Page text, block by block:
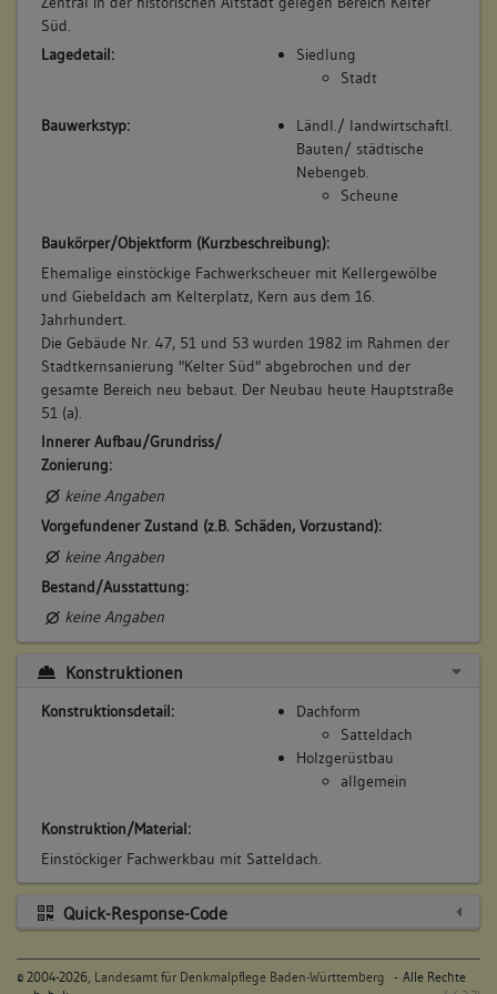
Bemerkung Besitz:
kauft; besitzt alles
Beschreibung:
Beruf / Amt / Titel:
keine
6. Besitzer:in:
(1750)
Auchter, Witwe
Bemerkung Familie:
Witwe des Gotthardt Auchter
Bemerkung Besitz:
besitzt
Beschreibung:
Scheuer
Beruf / Amt / Titel:
keiner
Betroffene Gebäudeteile:
7. Besitzer:in:
Reuschle, Andreas
kauft 1/2 von Witwe Auchter
Beschreibung:
Scheuer
Beruf / Amt / Titel:
Betroffene Gebäudeteile:
Süd.
Lagedetail:
Siedlung
Stadt
Bauwerkstyp:
Ländl./ landwirtschaftl.
Bauten/ städtische
Nebengeb.
Scheune
Baukörper/Objektform (Kurzbeschreibung):
Ehemalige einstöckige Fachwerkscheuer mit Kellergewölbe
und Giebeldach am Kelterplatz, Kern aus dem 16.
Jahrhundert.
Die Gebäude Nr. 47, 51 und 53 wurden 1982 im Rahmen der
Stadtkernsanierung "Kelter Süd" abgebrochen und der
gesamte Bereich neu bebaut. Der Neubau heute Hauptstraße
51 (a).
Innerer Aufbau/Grundriss/
Zonierung:
keine Angaben
Vorgefundener Zustand (z.B. Schäden, Vorzustand):
keine Angaben
Bestand/Ausstattung:
keine Angaben
Konstruktionen
Konstruktionsdetail:
Dachform
Satteldach
Holzgerüstbau
allgemein
Konstruktion/Material:
Einstöckiger Fachwerkbau mit Satteldach.
Quick-Response-Code
© 2004-2026, Landesamt für Denkmalpflege Baden-Württemberg
- Alle Rechte